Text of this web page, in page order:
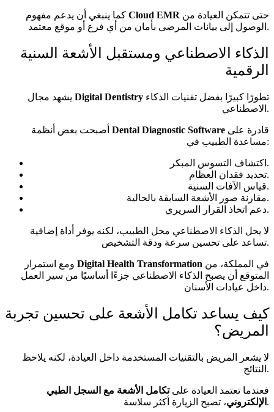
Cloud EMR
الوصول إلى بيانات المرضى بأمان من أي فرع أو موقع معتمد.
الذكاء الاصطناعي ومستقبل الأشعة السنية
الرقمية
Digital Dentistry
الاصطناعي.
Dental Diagnostic Software
مساعدة الطبيب في:
اكتشاف التسوس المبكر.
تحديد فقدان العظام.
قياس الآفات السنية.
مقارنة صور الأشعة السابقة بالحالية.
دعم اتخاذ القرار السريري.
لا يحل الذكاء الاصطناعي محل الطبيب، لكنه يوفر أداة إضافية
تساعد على تحسين سرعة ودقة التشخيص.
Digital Health Transformation
المتوقع أن يصبح الذكاء الاصطناعي جزءًا أساسيًا من سير العمل
داخل عيادات الأسنان.
كيف يساعد تكامل الأشعة على تحسين تجربة
المريض؟
لا يشعر المريض بالتقنيات المستخدمة داخل العيادة، لكنه يلاحظ
النتائج.
فعندما تعتمد العيادة علىتكامل الأشعة مع السجل الطبي
الإلكتروني ، تصبح الزيارة أكثر سلاسة.